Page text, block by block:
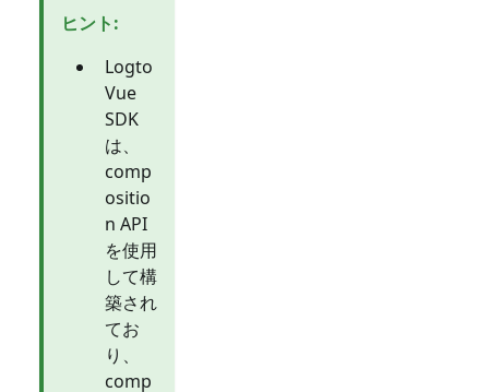
ヒント:
Logto
Vue
SDK
は、
comp
ositio
n API
を使用
して構
築され
てお
り、
comp